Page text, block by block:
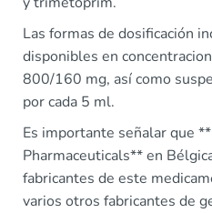
Las formas de dosificación
disponibles en
800/160 mg, así como
por cada 5 ml.
Es importante señalar que
Pharmaceuticals** en
fabricantes de este
varios otros fabricantes de